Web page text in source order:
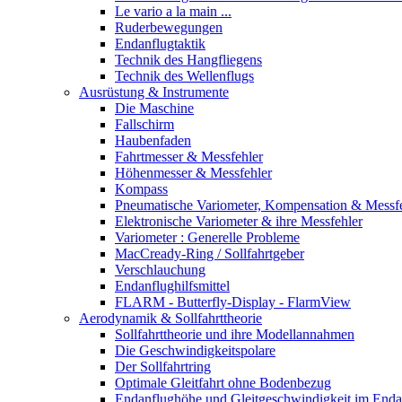
Le vario a la main ...
Ruderbewegungen
Endanflugtaktik
Technik des Hangfliegens
Technik des Wellenflugs
Ausrüstung & Instrumente
Die Maschine
Fallschirm
Haubenfaden
Fahrtmesser & Messfehler
Höhenmesser & Messfehler
Kompass
Pneumatische Variometer, Kompensation &
Elektronische Variometer & ihre Messfehler
Variometer : Generelle Probleme
MacCready-Ring / Sollfahrtgeber
Verschlauchung
Endanflughilfsmittel
FLARM - Butterfly-Display - FlarmView
Aerodynamik & Sollfahrttheorie
Sollfahrttheorie und ihre Modellannahmen
Die Geschwindigkeitspolare
Der Sollfahrtring
Optimale Gleitfahrt ohne Bodenbezug
Endanflughöhe und Gleitgeschwindigkeit im